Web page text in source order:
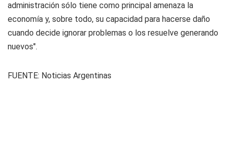
administración sólo tiene como principal amenaza la
economía y, sobre todo, su capacidad para hacerse daño
cuando decide ignorar problemas o los resuelve generando
nuevos".
FUENTE: Noticias Argentinas